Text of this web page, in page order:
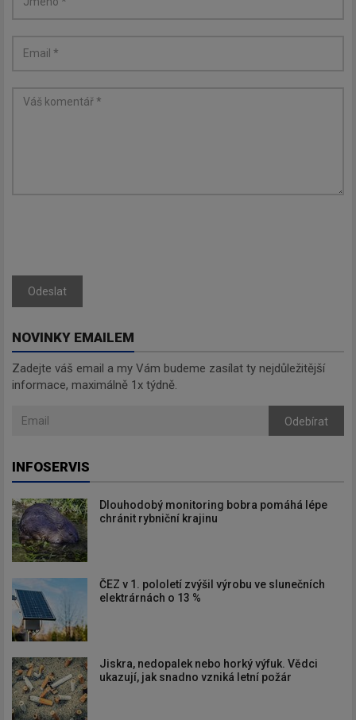
Odeslat
NOVINKY EMAILEM
Zadejte váš email a my Vám budeme zasílat ty nejdůležitější
informace, maximálně 1x týdně.
Odebírat
INFOSERVIS
Dlouhodobý monitoring bobra pomáhá lépe
chránit rybniční krajinu
ČEZ v 1. pololetí zvýšil výrobu ve slunečních
elektrárnách o 13 %
Jiskra, nedopalek nebo horký výfuk. Vědci
ukazují, jak snadno vzniká letní požár